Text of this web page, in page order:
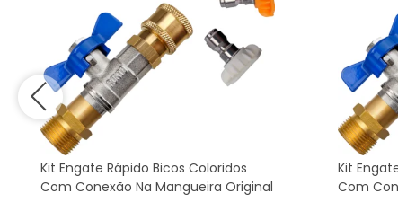
Kit Engate Rápido Bicos Coloridos
Com Conexão Na Mangueira Original
Kit
Com